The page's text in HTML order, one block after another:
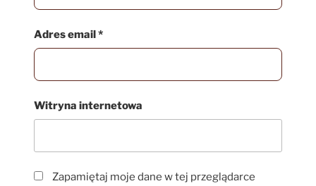
Adres email*
Witryna internetowa
Zapamiętaj moje dane w tej przeglądarce